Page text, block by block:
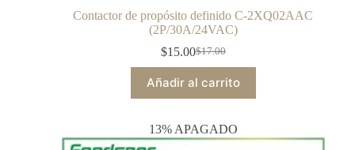
Contactor de propósito definido C-2XQ02AAC
(2P/30A/24VAC)
$17.00
$15.00
Añadir al carrito
13% APAGADO